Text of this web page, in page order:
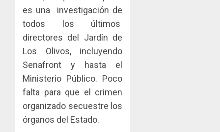
es una investigación de
todos los últimos
directores del Jardín de
Los Olivos, incluyendo
Senafront y hasta el
Ministerio Público. Poco
falta para que el crimen
organizado secuestre los
órganos del Estado.